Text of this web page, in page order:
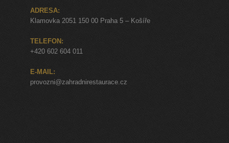
ADRESA:
Klamovka 2051 150 00 Praha 5 – Košíře
TELEFON:
+420 602 604 011
E-MAIL:
provozni@zahradnirestaurace.cz